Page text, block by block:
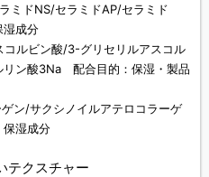
ミドNS/セラミドAP/セラミド
成分
ルビン酸/3-グリセリルアスコル
リン酸3Na 配合目的：保湿・製品
ン/サクシノイルアテロコラーゲ
湿成分
テクスチャー